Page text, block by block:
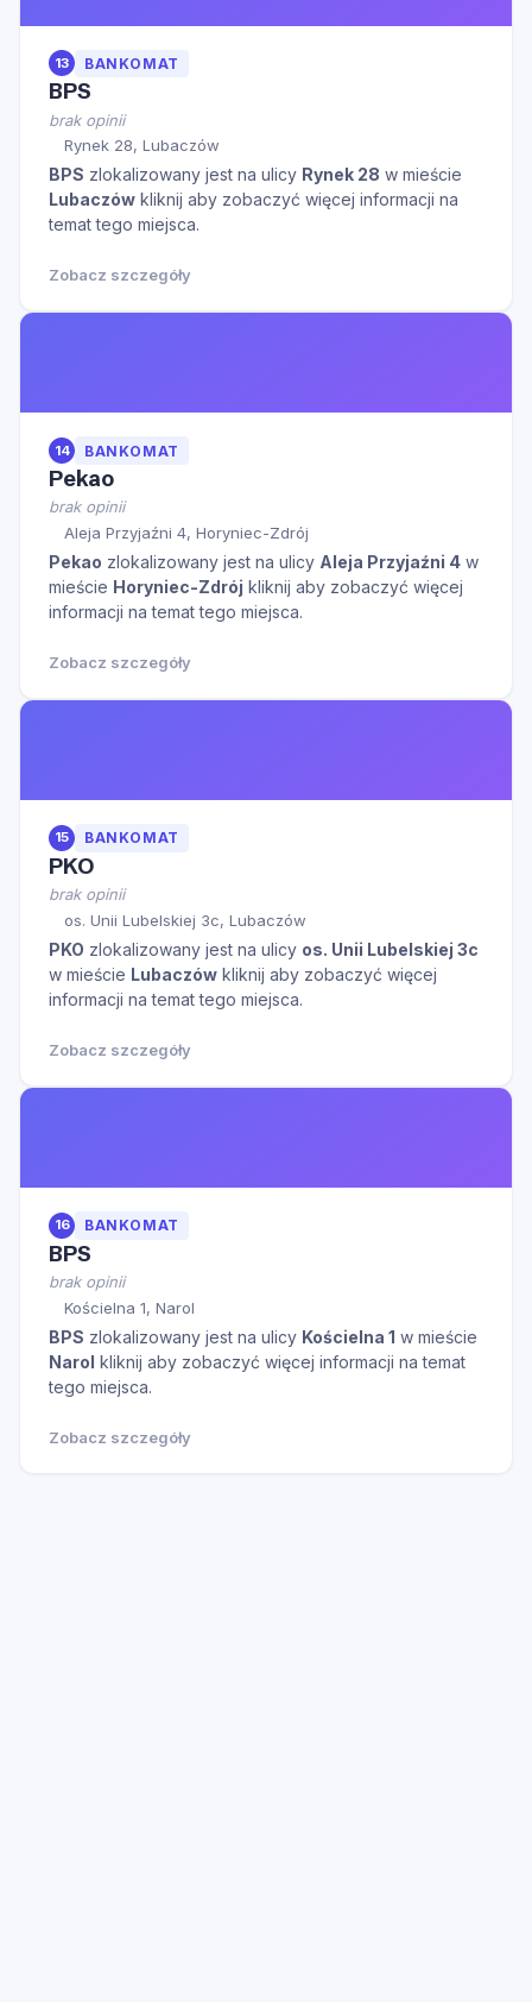
13 BANKOMAT
BPS
brak opinii
Rynek 28, Lubaczów
BPS zlokalizowany jest na ulicy Rynek 28 w mieście
Lubaczów kliknij aby zobaczyć więcej informacji na
temat tego miejsca.
Zobacz szczegóły
14 BANKOMAT
Pekao
brak opinii
Aleja Przyjaźni 4, Horyniec-Zdrój
Pekao zlokalizowany jest na ulicy Aleja Przyjaźni 4 w
mieście Horyniec-Zdrój kliknij aby zobaczyć więcej
informacji na temat tego miejsca.
Zobacz szczegóły
15 BANKOMAT
PKO
brak opinii
os. Unii Lubelskiej 3c, Lubaczów
PKO zlokalizowany jest na ulicy os. Unii Lubelskiej 3c
w mieście Lubaczów kliknij aby zobaczyć więcej
informacji na temat tego miejsca.
Zobacz szczegóły
16 BANKOMAT
BPS
brak opinii
Kościelna 1, Narol
BPS zlokalizowany jest na ulicy Kościelna 1 w mieście
Narol kliknij aby zobaczyć więcej informacji na temat
tego miejsca.
Zobacz szczegóły